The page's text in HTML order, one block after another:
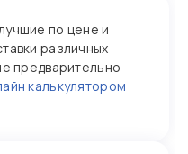
по цене и
различных
предварительно
калькулятором